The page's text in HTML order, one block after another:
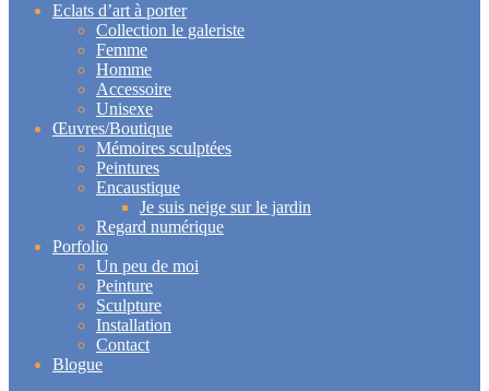
Eclats d’art à porter
Collection le galeriste
Femme
Homme
Accessoire
Unisexe
Œuvres/Boutique
Mémoires sculptées
Peintures
Encaustique
Je suis neige sur le jardin
Regard numérique
Porfolio
Un peu de moi
Peinture
Sculpture
Installation
Contact
Blogue